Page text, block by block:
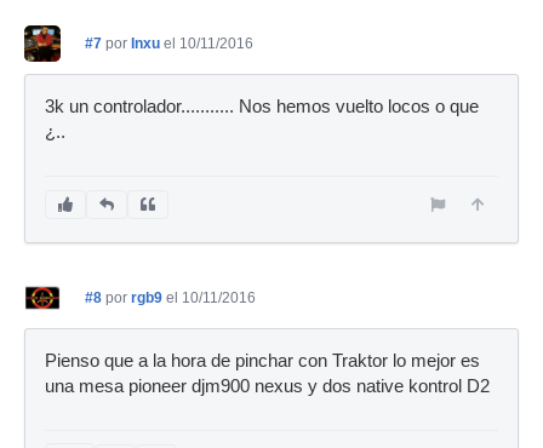
#7 por Inxu el 10/11/2016
3k un controlador........... Nos hemos vuelto locos o que
¿..
#8 por rgb9 el 10/11/2016
Pienso que a la hora de pinchar con Traktor lo mejor es
una mesa pioneer djm900 nexus y dos native kontrol D2